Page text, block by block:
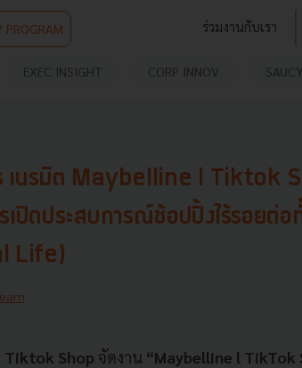
PROGRAM ร่วมงานกับเรา
EXEC INSIGHT CORP INNOV
เนรมิต Maybelline l Tiktok
เปิดประสบการณ์ช้อปปิ้งไร้รอยต่
Life)
Tiktok Shop จัดงาน “Maybelline l TikTok